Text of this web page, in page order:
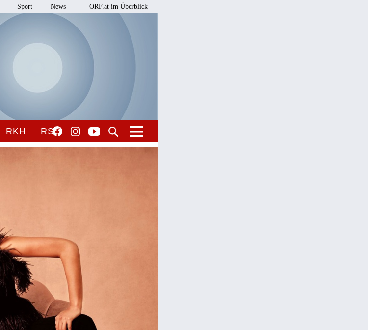
Sport News ORF.at im Überblick
RKH RSO